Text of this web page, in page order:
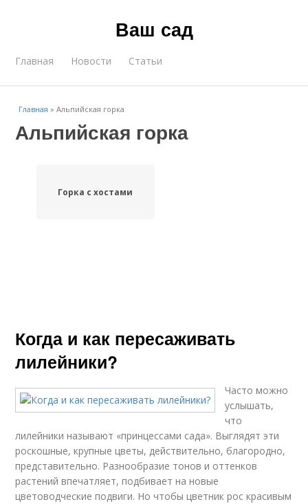
Ваш сад
Главная Новости Статьи
Главная »Альпийская горка
Альпийская горка
Горка с хостами
Когда и как пересаживать
лилейники?
Часто можно
услышать,
что
лилейники называют «принцессами сада». Выглядят эти
роскошные, крупные цветы, действительно, благородно,
представительно. Разнообразие тонов и оттенков
растений впечатляет, подбивает на новые
цветоводческие подвиги. Но чтобы цветник рос красивым